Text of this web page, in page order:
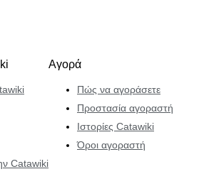
Catawiki
Αγορά
Πώς να αγοράσετε
Προστασία αγοραστή
Ιστορίες Catawiki
Όροι αγοραστή